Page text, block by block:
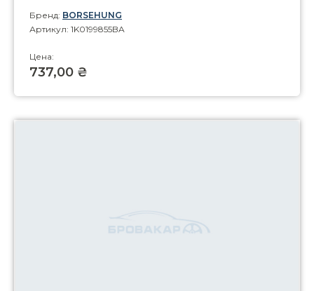
Бренд: BORSEHUNG
Артикул: 1K0199855BA
Цена:
737,00 ₴